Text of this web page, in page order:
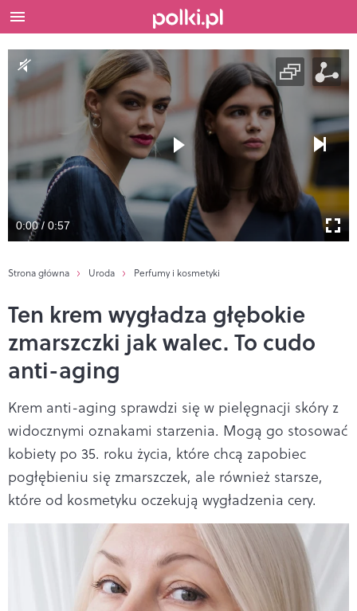
0:00 / 0:57
Strona główna Uroda Perfumy i kosmetyki
Ten krem wygładza głębokie
zmarszczki jak walec. To cudo
anti-aging
Krem anti-aging sprawdzi się w pielęgnacji skóry z
widocznymi oznakami starzenia. Mogą go stosować
kobiety po 35. roku życia, które chcą zapobiec
pogłębieniu się zmarszczek, ale również starsze,
które od kosmetyku oczekują wygładzenia cery.